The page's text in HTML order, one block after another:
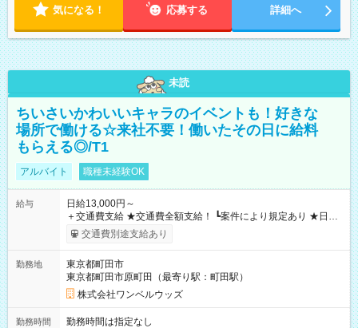
気になる！ 応募する 詳細へ
未読
ちいさいかわいいキャラのイベントも！好きな
場所で働ける☆来社不要！働いたその日に給料
もらえる◎/T1
アルバイト 職種未経験OK
給与
日給13,000円～
＋交通費支給 ★交通費全額支給！ ┗案件により規定あり ★日払
いOK！（規定あり） ┗働いたその日に現金GET♪ お仕事後はコ
ンビニATMから 日払い分を引き落とせます！ 【試用期間】試
交通費別途支給あり
勤務地
東京都町田市
東京都町田市原町田（最寄り駅：町田駅）
株式会社ワンベルウッズ
勤務時間
勤務時間は指定なし